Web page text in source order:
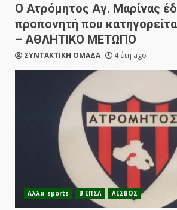
Ο Ατρόμητος Αγ. Μαρίνας
προπονητή που
– ΑΘΛΗΤΙΚΟ ΜΕΤΩΠΟ
ΣΥΝΤΑΚΤΙΚΗ ΟΜΑΔΑ 4 έτη ago
Αλλα sports Β ΕΠΣΛ ΛΕΣΒΟΣ